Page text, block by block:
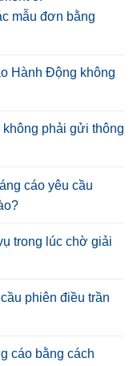
mẫu đơn bằng
Hành Động không
không phải gửi thông
cáo yêu cầu
trong lúc chờ giải
phiên điều trần
cáo bằng cách